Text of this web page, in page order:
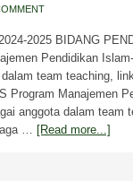
2025 BIDANG
Pendidikan
team teaching,
Program Manajemen
anggota dalam team
… [Read more...]